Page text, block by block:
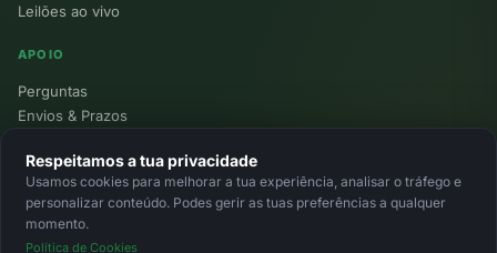
Leilões ao vivo
APOIO
Perguntas
Envios & Prazos
Devoluções
Minha Conta
Respeitamos a tua privacidade
Usamos cookies para melhorar a tua experiência, analisar o tráfego e
personalizar conteúdo. Podes gerir as tuas preferências a qualquer
momento.
Política de Cookies